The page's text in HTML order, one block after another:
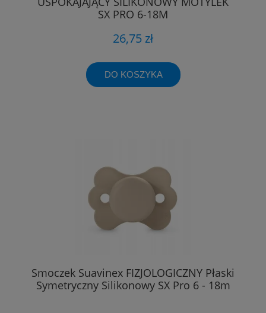
SX PRO 6-18M
26,75 zł
DO KOSZYKA
Smoczek Suavinex FIZJOLOGICZNY Płaski
Symetryczny Silikonowy SX Pro 6 - 18m